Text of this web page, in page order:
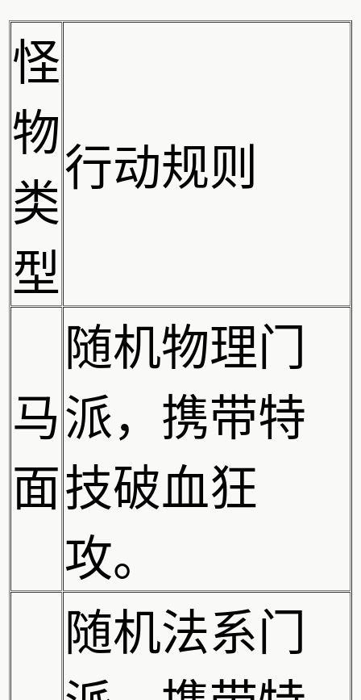
怪
物
类
型
行动规则
马
面
随机物理门
派，携带特
技破血狂
攻。
随机法系门